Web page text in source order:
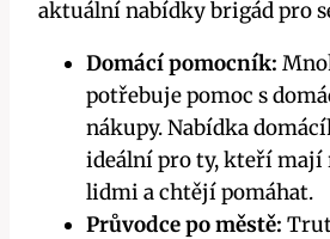
aktuální nabídky brigád pro
Domácí pomocník:
potřebuje pomoc s
nákupy. Nabídka
ideální pro ty, kteří mají
lidmi a chtějí pomáhat.
Průvodce po městě: